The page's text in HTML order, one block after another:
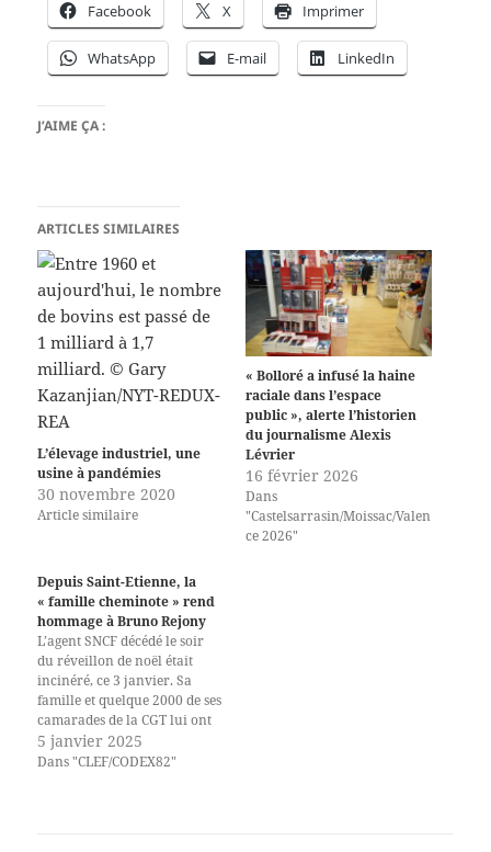
Facebook X Imprimer
WhatsApp E-mail LinkedIn
J’AIME ÇA :
ARTICLES SIMILAIRES
L’élevage industriel, une
usine à pandémies
30 novembre 2020
Article similaire
« Bolloré a infusé la haine
raciale dans l’espace
public », alerte l’historien
du journalisme Alexis
Lévrier
16 février 2026
Dans
"Castelsarrasin/Moissac/Valen
ce 2026"
Depuis Saint-Etienne, la
« famille cheminote » rend
hommage à Bruno Rejony
L’agent SNCF décédé le soir
du réveillon de noël était
incinéré, ce 3 janvier. Sa
famille et quelque 2000 de ses
camarades de la CGT lui ont
rendu hommage. Alors que la
piste du suicide est avancée
5 janvier 2025
Dans "CLEF/CODEX82"